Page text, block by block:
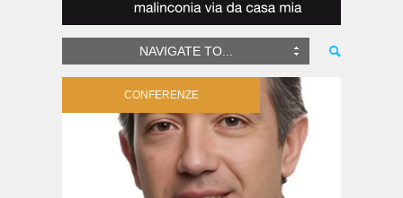
NAVIGATE TO...
CONFERENZE